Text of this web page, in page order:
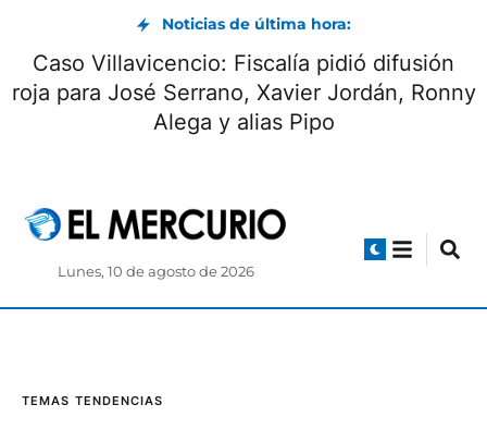
Noticias de última hora:
estaban
a una mina
Caso Villavicencio:
roja para José Serrano,
Alega y alias
Lunes, 10 de agosto de 2026
TEMAS TENDENCIAS